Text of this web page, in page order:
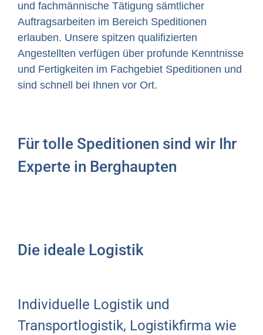
und fachmännische Tätigung sämtlicher
Auftragsarbeiten im Bereich Speditionen
erlauben. Unsere spitzen qualifizierten
Angestellten verfügen über profunde Kenntnisse
und Fertigkeiten im Fachgebiet Speditionen und
sind schnell bei Ihnen vor Ort.
Für tolle Speditionen sind wir Ihr
Experte in Berghaupten
Die ideale Logistik
Individuelle Logistik und
Transportlogistik, Logistikfirma wie